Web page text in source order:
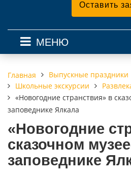
Оставить
МЕНЮ
Главная
Выпускные праздники
Школьные экскурсии
«Новогодние странствия» в
заповеднике Ялкала
«Новогодние
сказочном
заповеднике